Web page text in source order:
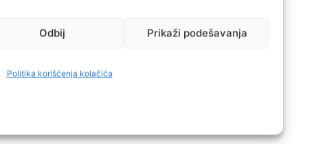
Odbij Prikaži podešavanja
Politika korišćenja kolačića
se preporučivalo da se
Kemal Ademović (Crvene
snagama je: c) vojnici
službe i uz ispunjavanje